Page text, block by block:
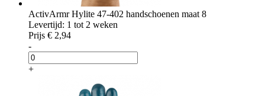
ActivArmr Hylite 47-402 handschoenen maat 8
Levertijd: 1 tot 2 weken
Prijs € 2,94
-
+